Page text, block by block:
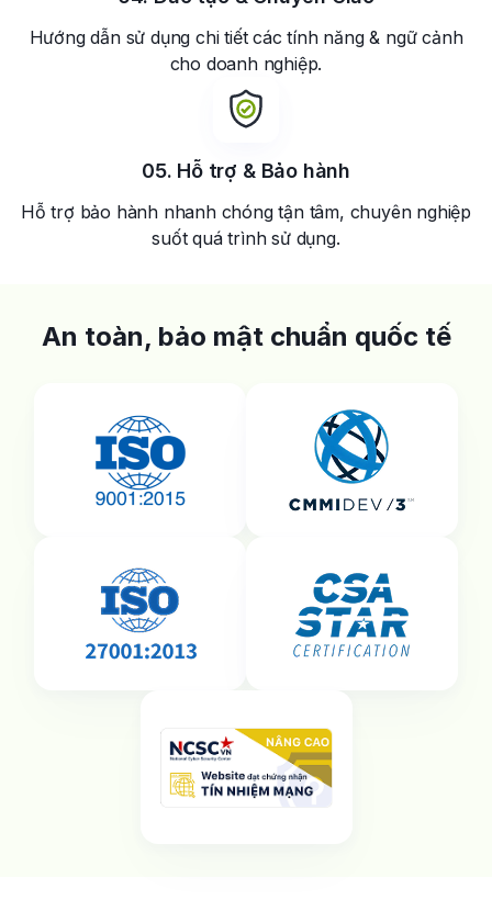
Hướng dẫn sử dụng chi tiết các tính năng & ngữ cảnh
cho doanh nghiệp.
05. Hỗ trợ & Bảo hành
Hỗ trợ bảo hành nhanh chóng tận tâm, chuyên nghiệp
suốt quá trình sử dụng.
An toàn, bảo mật chuẩn quốc tế